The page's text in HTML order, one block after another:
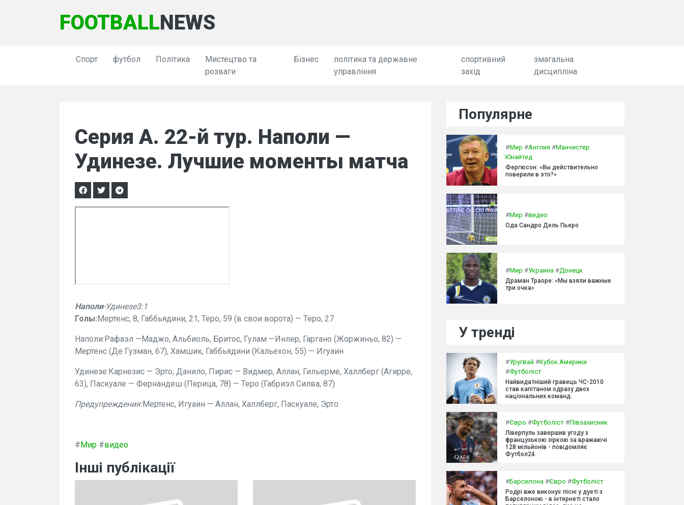
FOOTBALLNEWS
Спорт футбол Політика
Мистецтво та
розваги
Бізнес
політика та державне
управління
спортивний
захід
змагальна
дисципліна
Серия А. 22-й тур. Наполи —
Удинезе. Лучшие моменты матча
Наполи-Удинезе3:1
Голы:Мертенс, 8, Габбьядини, 21, Теро, 59 (в свои ворота) — Теро, 27
Наполи:Рафаэл —Маджо, Альбиоль, Бритос, Гулам —Инлер, Гаргано (Жоржиньо, 82) —
Мертенс (Де Гузман, 67), Хамшик, Габбьядини (Кальехон, 55) — Игуаин
Удинезе:Карнезис — Эрто, Данило, Пирис — Видмер, Аллан, Гильерме, Халлберг (Агирре,
63), Паскуале — Фернандеш (Перица, 78) — Теро (Габриэл Силва, 87)
Предупреждения:Мертенс, Игуаин — Аллан, Халлберг, Паскуале, Эрто
#Мир #видео
Інші публікації
Популярне
#Мир #Англия #Манчестер
Юнайтед
Фергюсон: «Вы действительно
поверили в это?»
#Мир #видео
Ода Сандро Дель Пьеро
#Мир #Украина #Донецк
Драман Траоре: «Мы взяли важные
три очка»
У тренді
#Уругвай #Кубок Америки
#Футболіст
Найвидатніший гравець ЧС-2010
став капітаном одразу двох
національних команд.
#Євро #Футболіст #Півзахисник
Ліверпуль завершив угоду з
французькою зіркою за вражаючі
128 мільйонів - повідомляє
Футбол24.
#Барселона #Євро #Футболіст
Родрі вже виконує пісні у дуеті з
Барселоною - в інтернеті стало